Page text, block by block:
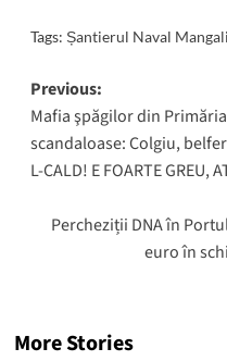
Tags: Șantierul Naval
Post
navigation
Previous:
Mafia şpăgilor din
scandaloase: Colgiu,
L-CALD! E FOARTE GREU,
Percheziții DNA în
euro în
More Stories